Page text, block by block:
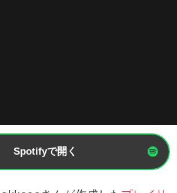
Spotifyで開く